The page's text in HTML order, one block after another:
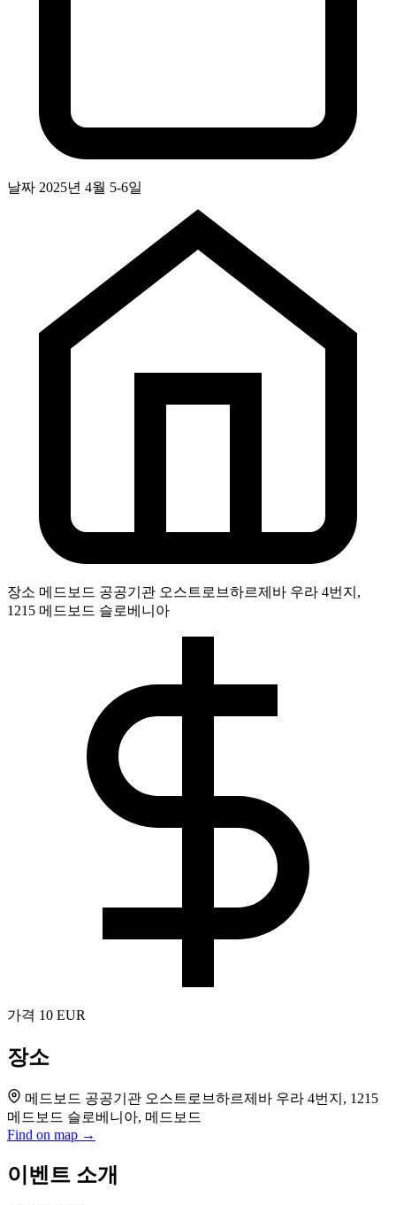
날짜 2025년 4월 5-6일
장소 메드보드 공공기관 오스트로브하르제바 우라 4번지,
1215 메드보드 슬로베니아
가격 10 EUR
장소
메드보드 공공기관 오스트로브하르제바 우라 4번지, 1215
메드보드 슬로베니아, 메드보드
Find on map →
이벤트 소개